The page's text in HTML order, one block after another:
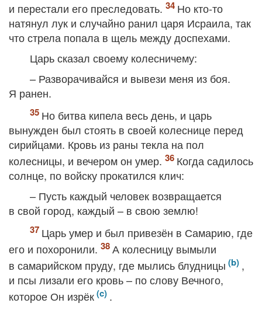
и перестали его преследовать.
Но кто-то
натянул лук и случайно ранил царя Исраила, так
что стрела попала в щель между доспехами.
Царь сказал своему колесничему:
– Разворачивайся и вывези меня из боя.
Я ранен.
Но битва кипела весь день, и царь
вынужден был стоять в своей колеснице перед
сирийцами. Кровь из раны текла на пол
колесницы, и вечером он умер.
Когда садилось
солнце, по войску прокатился клич:
– Пусть каждый человек возвращается
в свой город, каждый – в свою землю!
Царь умер и был привезён в Самарию, где
его и похоронили.
А колесницу вымыли
в самарийском пруду, где мылись блудницы
,
и псы лизали его кровь – по слову Вечного,
которое Он изрёк
.